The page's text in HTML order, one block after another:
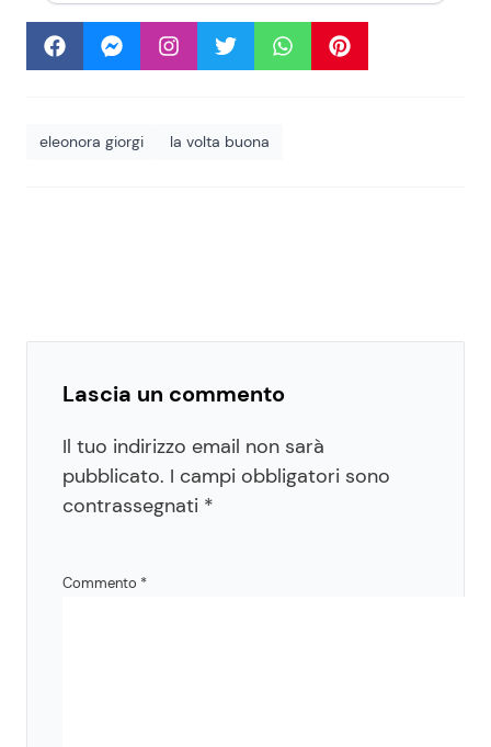
eleonora giorgi la volta buona
Lascia un commento
Il tuo indirizzo email non sarà
pubblicato. I campi obbligatori sono
contrassegnati *
Commento *